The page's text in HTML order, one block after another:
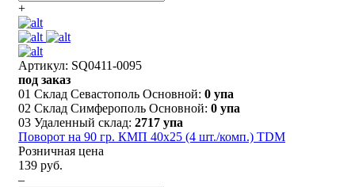
+
Артикул: SQ0411-0095
под заказ
01 Склад Севастополь Основной: 0 упа
02 Склад Симферополь Основной: 0 упа
03 Удаленный склад: 2717 упа
Поворот на 90 гр. КМП 40x25 (4 шт./комп.) TDM
Розничная цена
139 руб.
–